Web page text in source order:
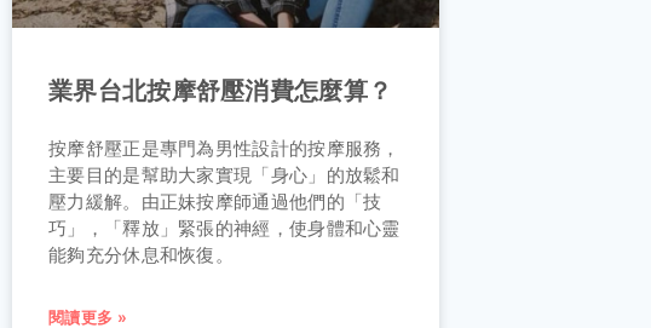
業界台北按摩舒壓消費怎麼算？
按摩舒壓正是專門為男性設計的按摩服務，
主要目的是幫助大家實現「身心」的放鬆和
壓力緩解。由正妹按摩師通過他們的「技
巧」，「釋放」緊張的神經，使身體和心靈
能夠充分休息和恢復。
閱讀更多 »